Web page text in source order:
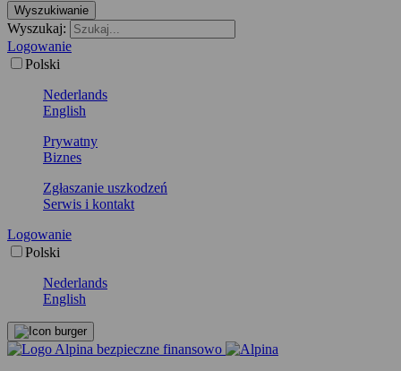
Wyszukiwanie
Wyszukaj:
Logowanie
Polski
Nederlands
English
Prywatny
Biznes
Zgłaszanie uszkodzeń
Serwis i kontakt
Logowanie
Polski
Nederlands
English